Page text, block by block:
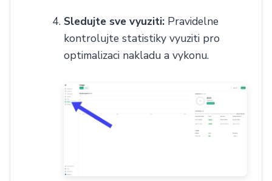
Sledujte sve vyuziti: Pravidelne
kontrolujte statistiky vyuziti pro
optimalizaci nakladu a vykonu.